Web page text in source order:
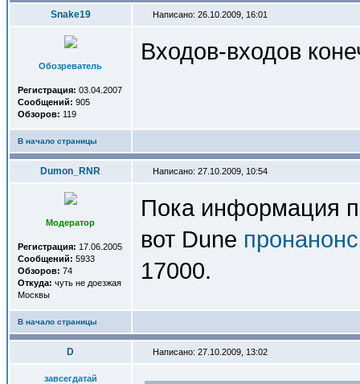
Snake19 Написано: 26.10.2009, 16:01
Обозреватель
Регистрация: 03.04.2007
Сообщений: 905
Обзоров: 119
Входов-входов
В начало страницы
Dumon_RNR Написано: 27.10.2009, 10:54
Модератор
Регистрация: 17.06.2005
Сообщений: 5933
Обзоров: 74
Откуда: чуть не доезжая
Москвы
Пока информация
вот Dune
17000.
В начало страницы
D Написано: 27.10.2009, 13:02
завсегдатай